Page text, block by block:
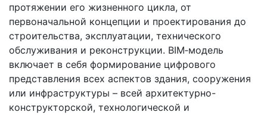
протяжении его жизненного цикла, от
первоначальной концепции и проектирования до
строительства, эксплуатации, технического
обслуживания и реконструкции. BIM‑модель
включает в себя формирование цифрового
представления всех аспектов здания, сооружения
или инфраструктуры – всей архитектурно-
конструкторской, технологической и